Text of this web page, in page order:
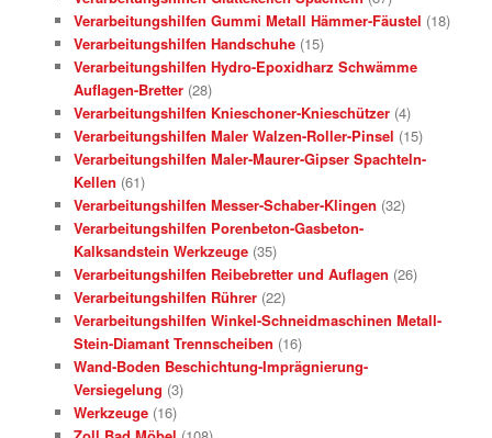
Verarbeitungshilfen Gummi Metall Hämmer-Fäustel (18)
Verarbeitungshilfen Handschuhe (15)
Verarbeitungshilfen Hydro-Epoxidharz Schwämme
Auflagen-Bretter (28)
Verarbeitungshilfen Knieschoner-Knieschützer (4)
Verarbeitungshilfen Maler Walzen-Roller-Pinsel (15)
Verarbeitungshilfen Maler-Maurer-Gipser Spachteln-
Kellen (61)
Verarbeitungshilfen Messer-Schaber-Klingen (32)
Verarbeitungshilfen Porenbeton-Gasbeton-
Kalksandstein Werkzeuge (35)
Verarbeitungshilfen Reibebretter und Auflagen (26)
Verarbeitungshilfen Rührer (22)
Verarbeitungshilfen Winkel-Schneidmaschinen Metall-
Stein-Diamant Trennscheiben (16)
Wand-Boden Beschichtung-Imprägnierung-
Versiegelung (3)
Werkzeuge (16)